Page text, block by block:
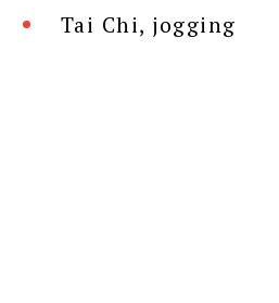
Tai Chi, jogging